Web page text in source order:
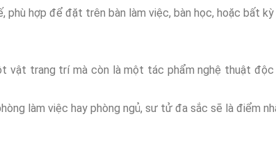
phù hợp để đặt trên bàn làm việc, bàn học, hoặc bất kỳ
vật trang trí mà còn là một tác phẩm nghệ thuật
làm việc hay phòng ngủ, sư tử đa sắc sẽ là điểm